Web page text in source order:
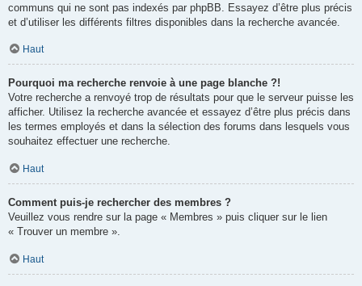
communs qui ne sont pas indexés par phpBB. Essayez d’être plus précis
et d’utiliser les différents filtres disponibles dans la recherche avancée.
Haut
Pourquoi ma recherche renvoie à une page blanche ?!
Votre recherche a renvoyé trop de résultats pour que le serveur puisse les
afficher. Utilisez la recherche avancée et essayez d’être plus précis dans
les termes employés et dans la sélection des forums dans lesquels vous
souhaitez effectuer une recherche.
Haut
Comment puis-je rechercher des membres ?
Veuillez vous rendre sur la page « Membres » puis cliquer sur le lien
« Trouver un membre ».
Haut